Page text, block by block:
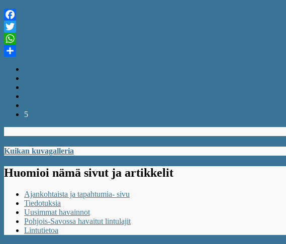
Facebook
Twitter
WhatsApp
5
Kuikan kuvagalleria
Huomioi nämä sivut ja artikkelit
Ajankohtaista ja tapahtumia- sivu
Tiedotuksia
Uusimmat havainnot
Pohjois-Savossa havaitut lintulajit
Lintutietoa